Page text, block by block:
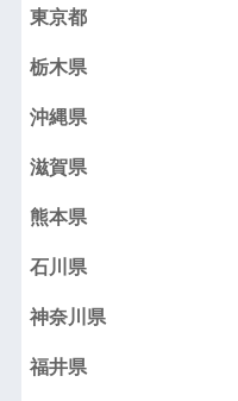
東京都
栃木県
沖縄県
滋賀県
熊本県
石川県
神奈川県
福井県